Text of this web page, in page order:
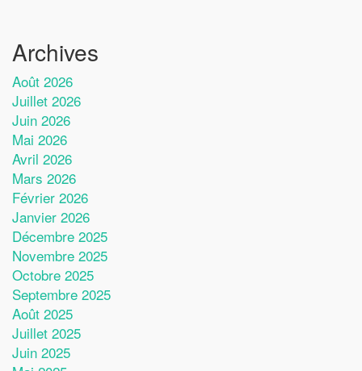
Archives
Août 2026
Juillet 2026
Juin 2026
Mai 2026
Avril 2026
Mars 2026
Février 2026
Janvier 2026
Décembre 2025
Novembre 2025
Octobre 2025
Septembre 2025
Août 2025
Juillet 2025
Juin 2025